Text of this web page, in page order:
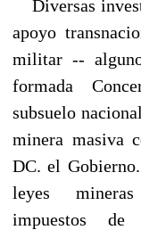
Diversas
apoyo
militar --
formada
subsuelo
minera masiva
DC. el
leyes mineras
impuestos